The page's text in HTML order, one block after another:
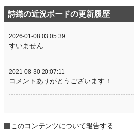
詩織の近況ボードの更新履歴
2026-01-08 03:05:39
すいません
2021-08-30 20:07:11
コメントありがとうございます！
このコンテンツについて報告する